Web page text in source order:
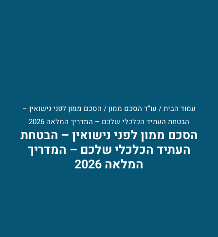
עמוד הבית/עו"ד הסכם ממון/הסכם ממון לפני נישואין –
הבטחת העתיד הכלכלי שלכם – המדריך המלאה 2026
הסכם ממון לפני נישואין – הבטחת
העתיד הכלכלי שלכם – המדריך
המלאה 2026